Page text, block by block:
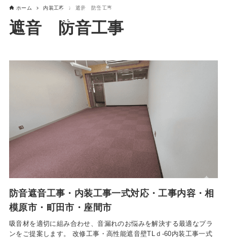
ホーム 内装工事 遮音 防音工事
遮音 防音工事
防音遮音工事・内装工事一式対応・工事内容・相
模原市・町田市・座間市
吸音材を適切に組み合わせ、音漏れのお悩みを解決する最適なプラ
ンをご提案します。 改修工事・高性能遮音壁TLｄ-60内装工事一式